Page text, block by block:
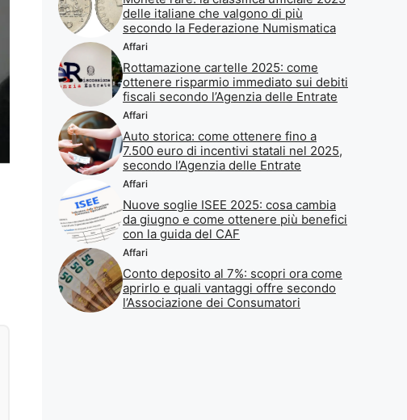
delle italiane che valgono di più
secondo la Federazione Numismatica
Affari
Rottamazione cartelle 2025: come
ottenere risparmio immediato sui debiti
fiscali secondo l’Agenzia delle Entrate
Affari
Auto storica: come ottenere fino a
7.500 euro di incentivi statali nel 2025,
secondo l’Agenzia delle Entrate
Affari
Nuove soglie ISEE 2025: cosa cambia
da giugno e come ottenere più benefici
con la guida del CAF
Affari
Conto deposito al 7%: scopri ora come
aprirlo e quali vantaggi offre secondo
l’Associazione dei Consumatori